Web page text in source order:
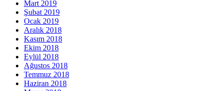
Mart 2019
Şubat 2019
Ocak 2019
Aralık 2018
Kasım 2018
Ekim 2018
Eylül 2018
Ağustos 2018
Temmuz 2018
Haziran 2018